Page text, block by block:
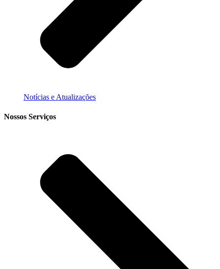
Notícias e Atualizações
Nossos Serviços